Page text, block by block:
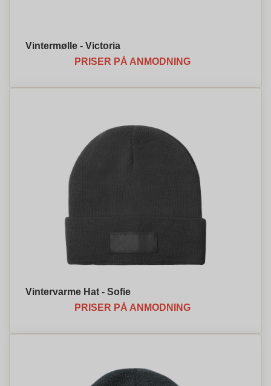
Vintermølle - Victoria
PRISER PÅ ANMODNING
Vintervarme Hat - Sofie
PRISER PÅ ANMODNING